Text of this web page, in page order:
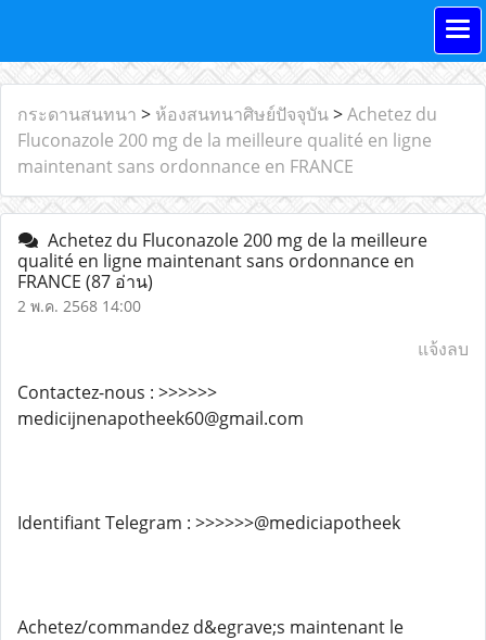
กระดานสนทนา > ห้องสนทนาศิษย์ปัจจุบัน>Achetez du
Fluconazole 200 mg de la meilleure qualité en ligne
maintenant sans ordonnance en FRANCE
Achetez du Fluconazole 200 mg de la meilleure
qualité en ligne maintenant sans ordonnance en
FRANCE (87 อ่าน)
2 พ.ค. 2568 14:00
แจ้งลบ
Contactez-nous : >>>>>>
medicijnenapotheek60@gmail.com
Identifiant Telegram : >>>>>>@mediciapotheek
Achetez/commandez d&egrave;s maintenant le